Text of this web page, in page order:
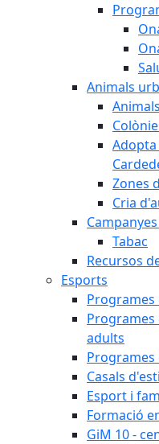
Animals
Zones
Cria
Tabac
Recursos
Esports
adults
Casals
Esport i
Formació
GiM 10 -